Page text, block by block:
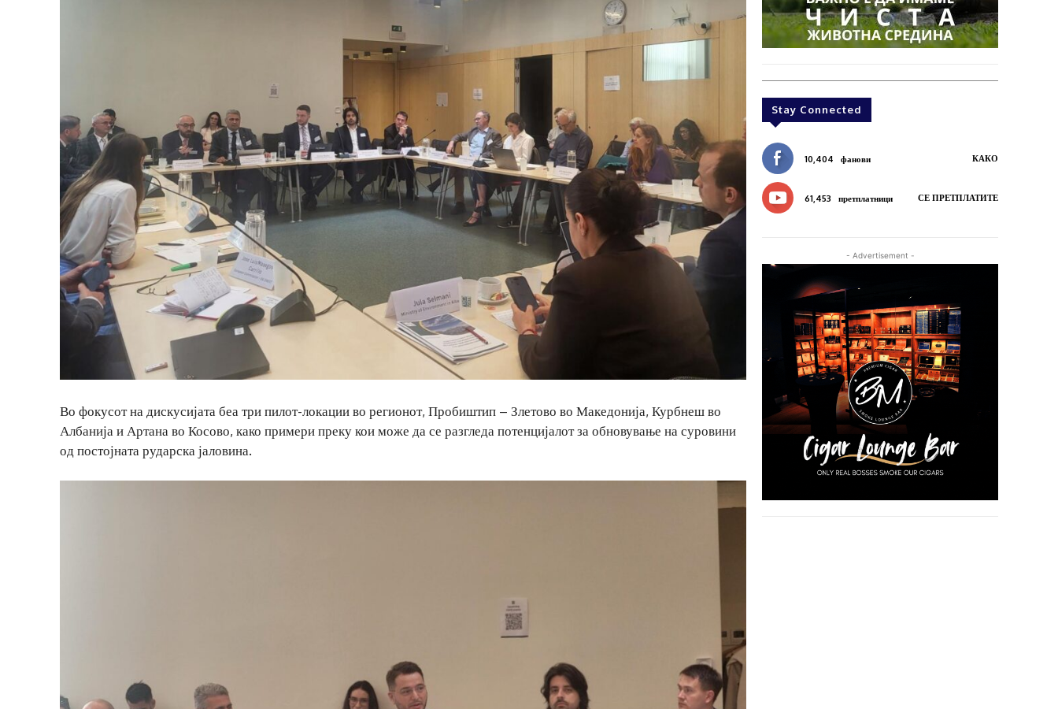
Во фокусот на дискусијата беа три пилот-локации во регионот, Пробиштип – Злетово во Македонија, Курбнеш во
Албанија и Артана во Косово, како примери преку кои може да се разгледа потенцијалот за обновување на суровини
од постојната рударска јаловина.
Stay Connected
10,404 фанови КАКО
61,453 претплатници СЕ ПРЕТПЛАТИТЕ
- Advertisement -